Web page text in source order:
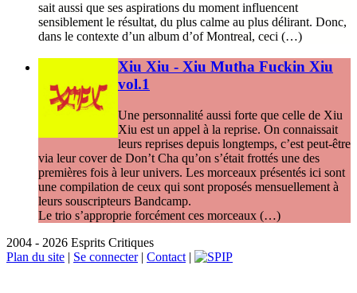
sait aussi que ses aspirations du moment influencent
sensiblement le résultat, du plus calme au plus délirant. Donc,
dans le contexte d’un album d’of Montreal, ceci (…)
Xiu Xiu - Xiu Mutha Fuckin Xiu
vol.1
Une personnalité aussi forte que celle de Xiu
Xiu est un appel à la reprise. On connaissait
leurs reprises depuis longtemps, c’est peut-être
via leur cover de Don’t Cha qu’on s’était frottés une des
premières fois à leur univers. Les morceaux présentés ici sont
une compilation de ceux qui sont proposés mensuellement à
leurs souscripteurs Bandcamp.
Le trio s’approprie forcément ces morceaux (…)
2004 - 2026 Esprits Critiques
Plan du site | Se connecter| Contact |